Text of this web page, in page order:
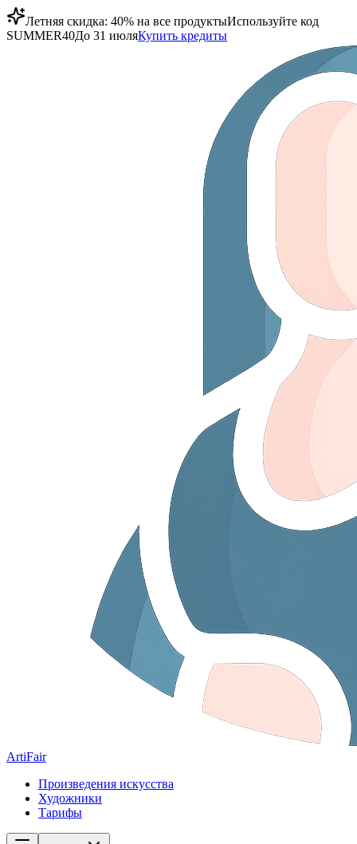
Летняя скидка: 40% на все продуктыИспользуйте код
SUMMER40До 31 июляКупить кредиты
ArtiFair
Произведения искусства
Художники
Тарифы